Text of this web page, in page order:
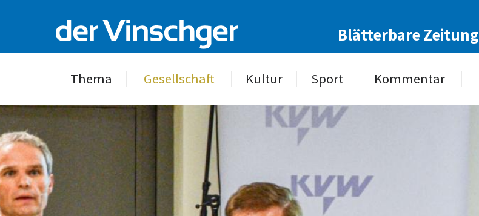
Blätterbare Zeitung
Thema Gesellschaft Kultur Sport Kommentar